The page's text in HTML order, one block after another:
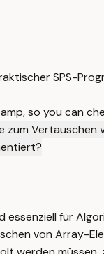
SPS-
so you can
zum
für
von Array-